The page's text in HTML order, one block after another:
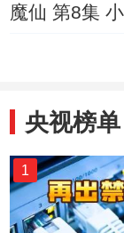
魔仙 第8集 小
央视榜单
1